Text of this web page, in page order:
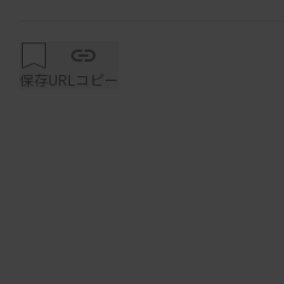
伝性疾患に対応できる。
保存URLコピー